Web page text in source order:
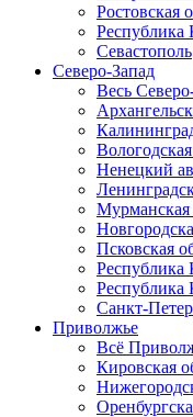
Ростовская
Севастополь
Северо-Запад
Весь
Ненецкий
Мурманская
Псковская
Республика
Республика
Санкт-
Приволжье
Всё
Кировская